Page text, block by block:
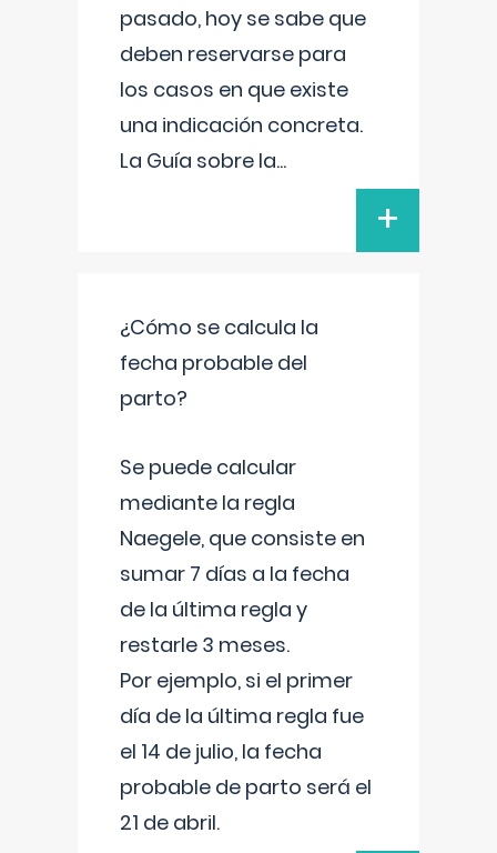
pasado, hoy se sabe que
deben reservarse para
los casos en que existe
una indicación concreta.
La Guía sobre la...
+
¿Cómo se calcula la
fecha probable del
parto?
Se puede calcular
mediante la regla
Naegele, que consiste en
sumar 7 días a la fecha
de la última regla y
restarle 3 meses.
Por ejemplo, si el primer
día de la última regla fue
el 14 de julio, la fecha
probable de parto será el
21 de abril.